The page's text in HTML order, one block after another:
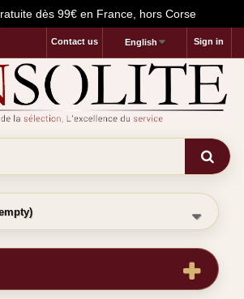
dès 99€ en France, hors Corse
Sign in
English
Contact us